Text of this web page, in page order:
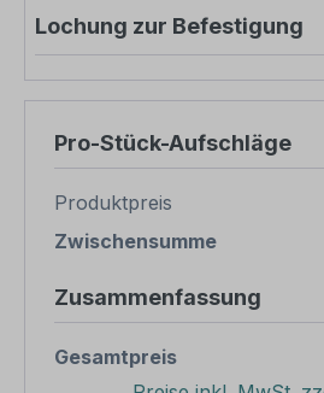
Lochung zur Befestigung
Pro-Stück-Aufschläge
Produktpreis
Zwischensumme
Zusammenfassung
Gesamtpreis